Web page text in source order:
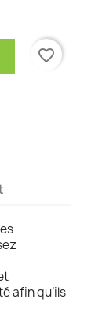
favorite_border
afin qu’ils